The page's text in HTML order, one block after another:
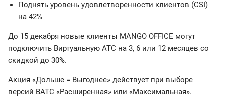
Поднять уровень удовлетворенности клиентов (CSI)
на 42%
До 15 декабря новые клиенты MANGO OFFICE могут
подключить Виртуальную АТС на 3, 6 или 12 месяцев со
скидкой до 30%.
Акция «Дольше = Выгоднее» действует при выборе
версий ВАТС «Расширенная» или «Максимальная».